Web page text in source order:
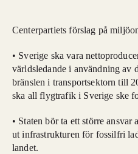
Centerpartiets förslag på
• Sverige ska vara
världsledande i användning av
bränslen i transportsektorn till
ska all flygtrafik i Sverige ske
• Staten bör ta ett större
ut infrastrukturen för fossilfri
landet.